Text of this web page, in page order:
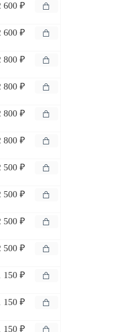
600 ₽
600 ₽
800 ₽
800 ₽
800 ₽
800 ₽
500 ₽
500 ₽
500 ₽
500 ₽
150 ₽
150 ₽
150 ₽